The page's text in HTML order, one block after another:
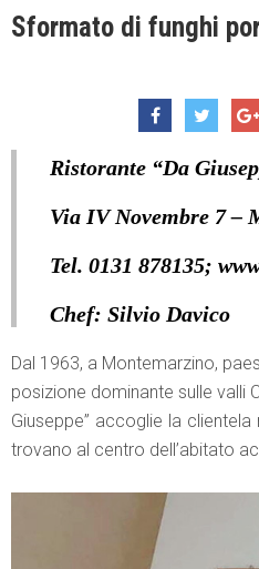
Sformato di funghi
Ristorante “Da
Via IV Novembre 7 –
Tel. 0131 878135;
Chef: Silvio Davico
Dal 1963, a Montemarzino,
posizione dominante sulle valli
Giuseppe” accoglie la
trovano al centro dell’abitato